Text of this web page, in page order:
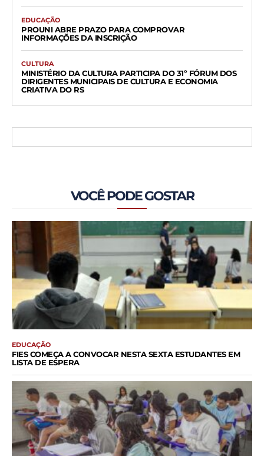
EDUCAÇÃO
PROUNI ABRE PRAZO PARA COMPROVAR
INFORMAÇÕES DA INSCRIÇÃO
CULTURA
MINISTÉRIO DA CULTURA PARTICIPA DO 31º FÓRUM DOS
DIRIGENTES MUNICIPAIS DE CULTURA E ECONOMIA
CRIATIVA DO RS
VOCÊ PODE GOSTAR
EDUCAÇÃO
FIES COMEÇA A CONVOCAR NESTA SEXTA ESTUDANTES EM
LISTA DE ESPERA